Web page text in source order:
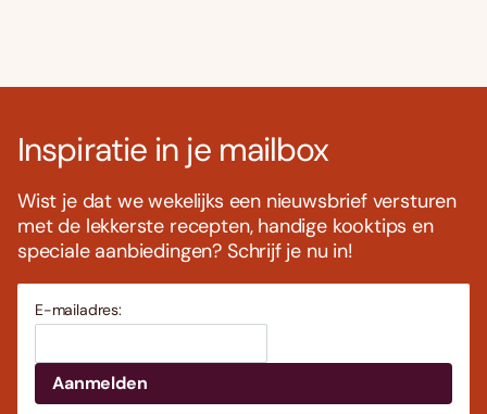
Inspiratie in je mailbox
Wist je dat we wekelijks een nieuwsbrief versturen
met de lekkerste recepten, handige kooktips en
speciale aanbiedingen? Schrijf je nu in!
E-mailadres: